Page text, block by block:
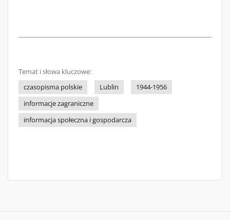
Temat i słowa kluczowe:
czasopisma polskie
Lublin
1944-1956
informacje zagraniczne
informacja społeczna i gospodarcza